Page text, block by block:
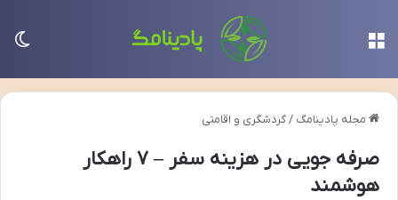
مجله پادینامگ /گردشگری و اقامتی
صرفه جویی در هزینه سفر – ۷ راهکار
هوشمند